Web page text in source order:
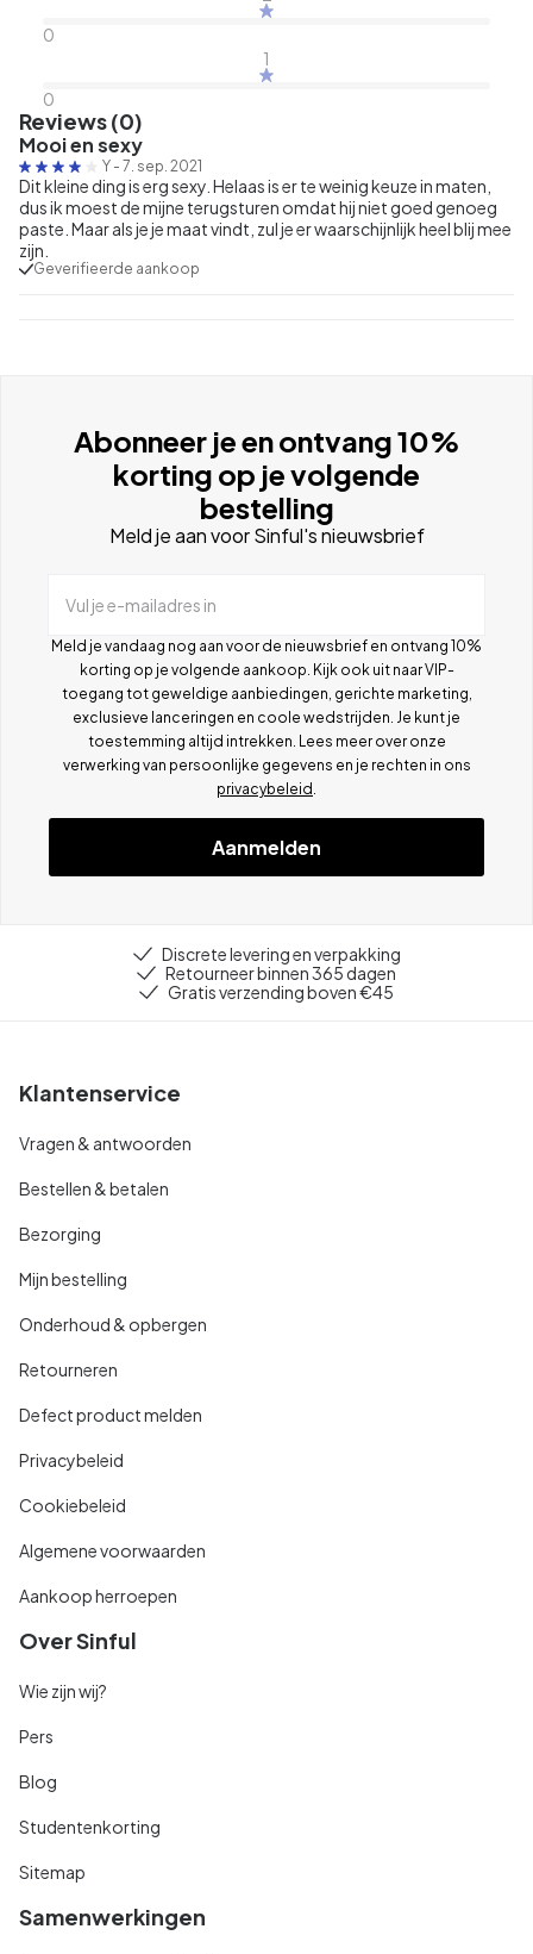
0
1
0
Reviews (0)
Mooi en sexy
Y - 7. sep. 2021
Dit kleine ding is erg sexy. Helaas is er te weinig keuze in maten,
dus ik moest de mijne terugsturen omdat hij niet goed genoeg
paste. Maar als je je maat vindt, zul je er waarschijnlijk heel blij mee
zijn.
Geverifieerde aankoop
Abonneer je en ontvang 10%
korting op je volgende
bestelling
Meld je aan voor Sinful's nieuwsbrief
Vul je e-mailadres in
Meld je vandaag nog aan voor de nieuwsbrief en ontvang 10%
korting op je volgende aankoop. Kijk ook uit naar VIP-
toegang tot geweldige aanbiedingen, gerichte marketing,
exclusieve lanceringen en coole wedstrijden. Je kunt je
toestemming altijd intrekken. Lees meer over onze
verwerking van persoonlijke gegevens en je rechten in ons
privacybeleid
Aanmelden
Discrete levering en verpakking
Retourneer binnen 365 dagen
Gratis verzending boven €45
Klantenservice
Vragen & antwoorden
Bestellen & betalen
Bezorging
Mijn bestelling
Onderhoud & opbergen
Retourneren
Defect product melden
Privacybeleid
Cookiebeleid
Algemene voorwaarden
Aankoop herroepen
Over Sinful
Wie zijn wij?
Pers
Blog
Studentenkorting
Sitemap
Samenwerkingen